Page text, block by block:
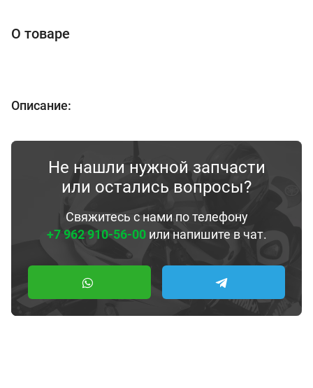
О товаре
Описание:
Не нашли нужной запчасти
или остались вопросы?
Свяжитесь с нами по телефону
+7 962 910-56-00или напишите в чат.